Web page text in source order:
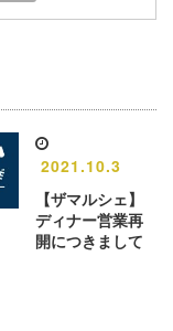
2021.10.3
【ザマルシェ】
ディナー営業再
開につきまして